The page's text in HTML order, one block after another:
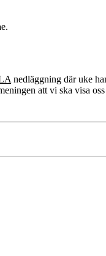
nedläggning där uke
att vi ska visa